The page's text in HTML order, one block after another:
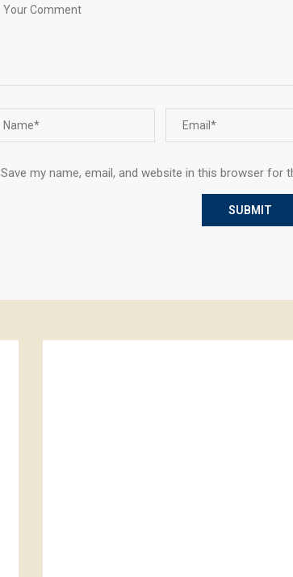
Save my name, email, and website in this browser for